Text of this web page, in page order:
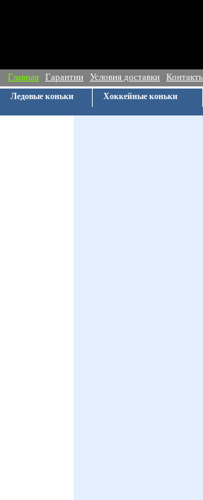
Главная Гарантии Условия доставки
Ледовые коньки Хоккейные коньки